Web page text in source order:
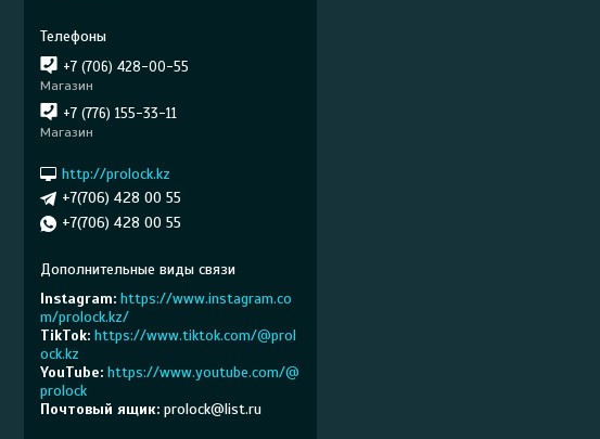
+7 (706) 428-00-55
Магазин
+7 (776) 155-33-11
Магазин
http://prolock.kz
+7(706) 428 00 55
+7(706) 428 00 55
Instagram https://www.instagram.co
m/prolock.kz/
TikTok https://www.tiktok.com/@prol
ock.kz
YouTube https://www.youtube.com/@
prolock
Почтовый ящик prolock@list.ru